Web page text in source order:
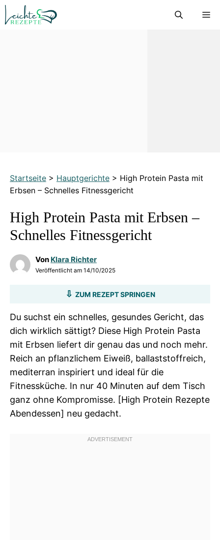
Zum
Inhalt
Startseite > Hauptgerichte > High Protein Pasta mit
Erbsen – Schnelles Fitnessgericht
High Protein Pasta mit Erbsen –
Schnelles Fitnessgericht
Von Klara Richter
Veröffentlicht am 14/10/2025
ZUM REZEPT SPRINGEN
Du suchst ein schnelles, gesundes Gericht, das
dich wirklich sättigt? Diese High Protein Pasta
mit Erbsen liefert dir genau das und noch mehr.
Reich an pflanzlichem Eiweiß, ballaststoffreich,
mediterran inspiriert und ideal für die
Fitnessküche. In nur 40 Minuten auf dem Tisch
ganz ohne Kompromisse. [High Protein Rezepte
Abendessen] neu gedacht.